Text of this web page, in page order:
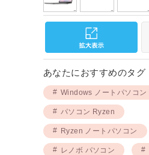
あなたにおすすめのタグ
Windows ノートパソコン
パソコン Ryzen
Ryzen ノートパソコン
レノボ パソコン